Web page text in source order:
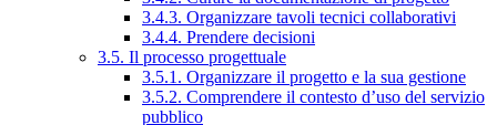
3.4.3. Organizzare tavoli tecnici collaborativi
3.4.4. Prendere decisioni
3.5. Il processo progettuale
3.5.1. Organizzare il progetto e la sua gestione
3.5.2. Comprendere il contesto d’uso del servizio
pubblico